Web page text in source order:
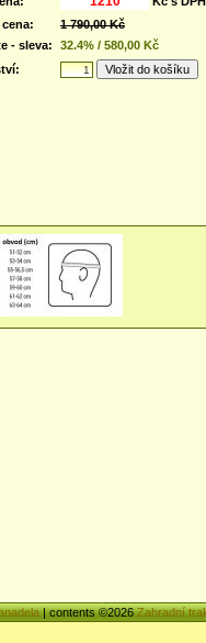
1 790,00 Kč
- sleva:
32.4% / 580,00 Kč
| contents ©2026Zahradní